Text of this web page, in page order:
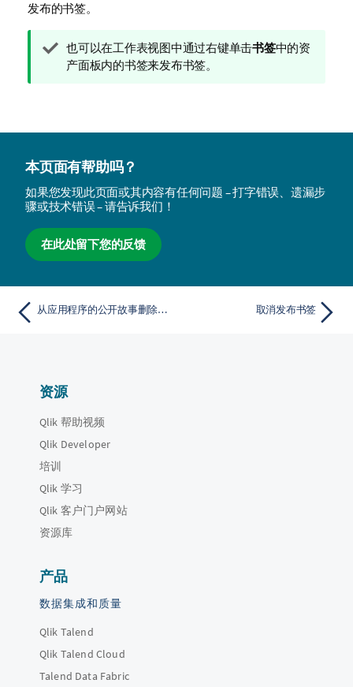
发布的书签。
提
示
也可以在工作表视图中通过右键单击书签中的资
产面板内的书签来发布书签。
本页面有帮助吗？
如果您发现此页面或其内容有任何问题 – 打字错误、遗漏步
骤或技术错误 – 请告诉我们！
在此处留下您的反馈
从应用程序的公开故事删除故事 取消发布书签
资源
Qlik 帮助视频
Qlik Developer
培训
Qlik 学习
Qlik 客户门户网站
资源库
产品
数据集成和质量
Qlik Talend
Qlik Talend Cloud
Talend Data Fabric